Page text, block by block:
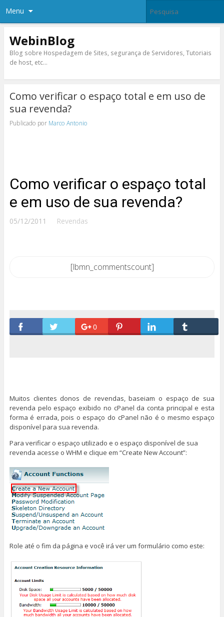
Menu
WebinBlog
Blog sobre Hospedagem de Sites, segurança de Servidores, Tutoriais
de host, etc…
Como verificar o espaço total e em uso de
sua revenda?
Publicado por Marco Antonio
Como verificar o espaço total
e em uso de sua revenda?
05/12/2011 Revendas
[lbmn_commentscount]
0
Muitos clientes donos de revendas, baseiam o espaço de sua
revenda pelo espaço exibido no cPanel da conta principal e esta
forma é errada, pois o espaço do cPanel não é o mesmo espaço
disponível para sua revenda.
Para verificar o espaço utilizado e o espaço disponível de sua
revenda acesse o WHM e clique em “Create New Account”:
Role até o fim da página e você irá ver um formulário como este: